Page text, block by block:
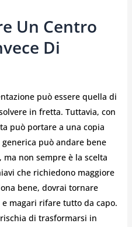
Un Centro
Di
può essere quella di
in fretta. Tuttavia, con
può portare a una copia
può andare bene
non sempre è la scelta
che richiedono maggiore
bene, dovrai tornare
magari rifare tutto da capo.
di trasformarsi in